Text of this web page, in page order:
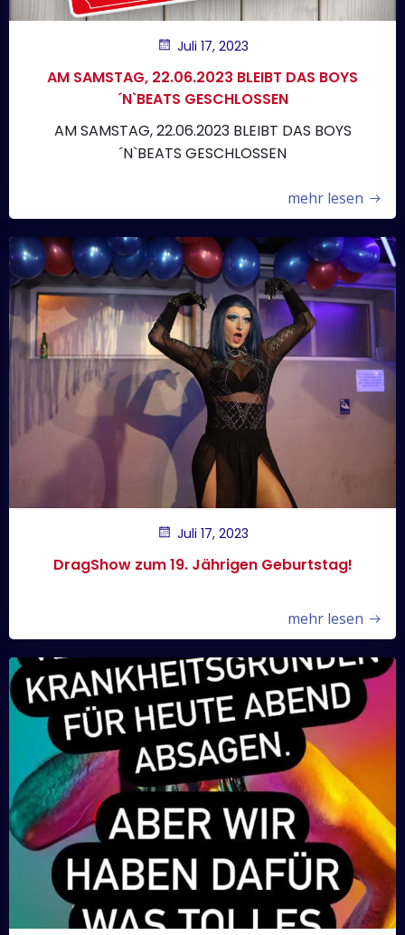
Juli 17, 2023
AM SAMSTAG, 22.06.2023 BLEIBT DAS BOYS
´N`BEATS GESCHLOSSEN
AM SAMSTAG, 22.06.2023 BLEIBT DAS BOYS
´N`BEATS GESCHLOSSEN
mehr lesen
Juli 17, 2023
DragShow zum 19. Jährigen Geburtstag!
mehr lesen